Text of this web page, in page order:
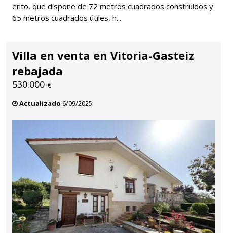
ento, que dispone de 72 metros cuadrados construidos y
65 metros cuadrados útiles, h...
Villa en venta en Vitoria-Gasteiz
rebajada
530.000 €
Actualizado 6/09/2025